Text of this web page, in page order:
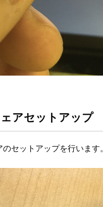
アセットアップ
セットアップを行います。